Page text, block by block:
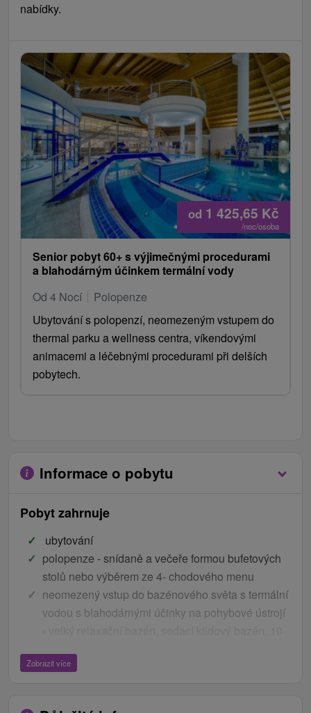
nabídky.
od 1 425,65 Kč
/noc/osoba
Senior pobyt 60+ s výjimečnými procedurami
a blahodárným účinkem termální vody
Od 4 Nocí
Polopenze
Ubytování s polopenzí, neomezeným vstupem do
thermal parku a wellness centra, víkendovými
animacemi a léčebnými procedurami při delších
pobytech.
Informace o pobytu
Pobyt zahrnuje
ubytování
polopenze - snídaně a večeře formou bufetových
stolů nebo výběrem ze 4- chodového menu
neomezený vstup do bazénového světa s termální
vodou s blahodárnými účinky na pohybové ústrojí
neomezený vstup do saunového světa - finská
Zobrazit více